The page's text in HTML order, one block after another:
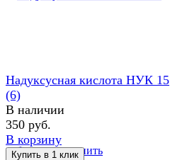
избранное сравнить
Надуксусная кислота НУК 15
(6)
В наличии
350 руб.
В корзину